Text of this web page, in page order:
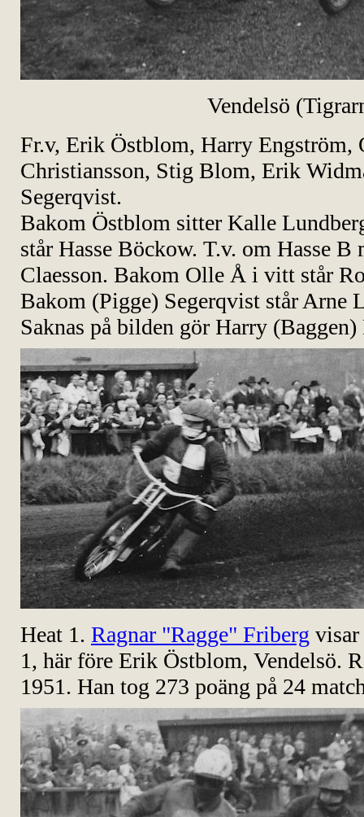
Vendelsö
Fr.v, Erik Östblom, Harry Engström,
Christiansson, Stig Blom, Erik
Segerqvist.
Bakom Östblom sitter Kalle
står Hasse Böckow. T.v. om Hasse B
Claesson. Bakom Olle Å i vitt står
Bakom (Pigge) Segerqvist står Arne
Saknas på bilden gör Harry (Baggen)
Heat 1. Ragnar "Ragge" Friberg visar
1, här före Erik Östblom, Vendelsö.
1951. Han tog 273 poäng på 24